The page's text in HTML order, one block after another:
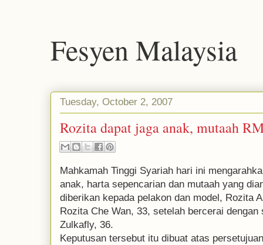
Fesyen Malaysia
Tuesday, October 2, 2007
Rozita dapat jaga anak, mutaah
Mahkamah Tinggi Syariah hari ini
anak, harta sepencarian dan mutaah yang
diberikan kepada pelakon dan model, Rozita
Rozita Che Wan, 33, setelah bercerai
Zulkafly, 36.
Keputusan tersebut itu dibuat atas